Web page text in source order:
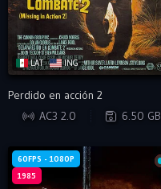
LAT · ING
WEB-DL
Perdido en acción 2
AC3 2.0
6.50 GB
60FPS - 1080P
1985